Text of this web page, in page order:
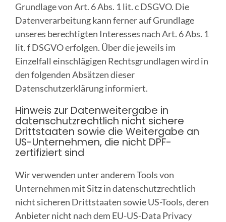
Grundlage von Art. 6 Abs. 1 lit. c DSGVO. Die
Datenverarbeitung kann ferner auf Grundlage
unseres berechtigten Interesses nach Art. 6 Abs. 1
lit. f DSGVO erfolgen. Über die jeweils im
Einzelfall einschlägigen Rechtsgrundlagen wird in
den folgenden Absätzen dieser
Datenschutzerklärung informiert.
Hinweis zur Datenweitergabe in
datenschutzrechtlich nicht sichere
Drittstaaten sowie die Weitergabe an
US-Unternehmen, die nicht DPF-
zertifiziert sind
Wir verwenden unter anderem Tools von
Unternehmen mit Sitz in datenschutzrechtlich
nicht sicheren Drittstaaten sowie US-Tools, deren
Anbieter nicht nach dem EU-US-Data Privacy